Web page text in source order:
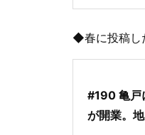
◆春に投稿し
#190 亀戸
が開業。